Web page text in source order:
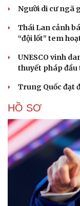
Người di cư ngã
Thái Lan cảnh
“đội lốt” tem
UNESCO vinh
thuyết pháp đầu
Trung Quốc đạt
HỒ SƠ